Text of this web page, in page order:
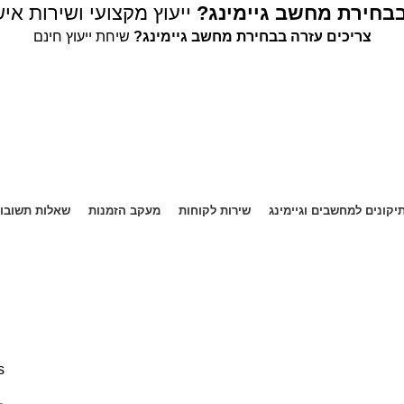
מחשב גיימינג? ייעוץ מקצועי ושירות
צריכים עזרה בבחירת מחשב גיימינג? שיחת ייעוץ חינם
למחשבים וגיימינג שירות לקוחות מעקב הזמנות שאלות